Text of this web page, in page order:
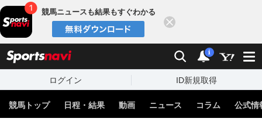
競馬ニュースも結果もすぐわかる
検索 通知
i
ログイン ID新規取得
競馬トップ 日程・結果 動画 ニュース コラム 公式情